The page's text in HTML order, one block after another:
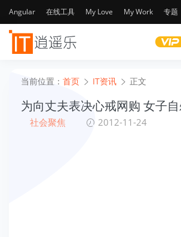
Angular 在线工具 My Love My Work 专题
当前位置： 首页 IT资讯 正文
为向丈夫表决心戒网购 女子
社会聚焦 2012-11-24